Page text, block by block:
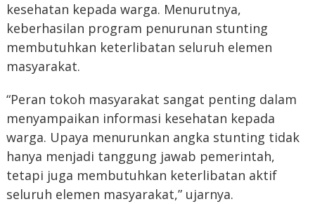
kesehatan kepada warga. Menurutnya,
keberhasilan program penurunan stunting
membutuhkan keterlibatan seluruh elemen
masyarakat.
“Peran tokoh masyarakat sangat penting dalam
menyampaikan informasi kesehatan kepada
warga. Upaya menurunkan angka stunting tidak
hanya menjadi tanggung jawab pemerintah,
tetapi juga membutuhkan keterlibatan aktif
seluruh elemen masyarakat,” ujarnya.